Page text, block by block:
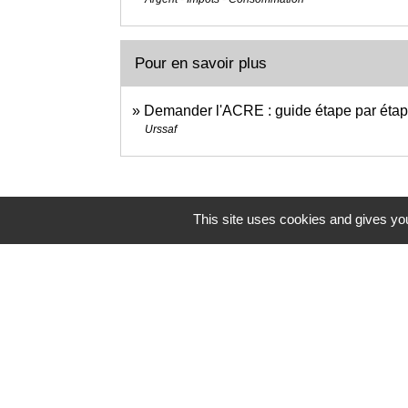
Pour en savoir plus
Demander l'ACRE : guide étape par
Urssaf
This site uses cookies and gives